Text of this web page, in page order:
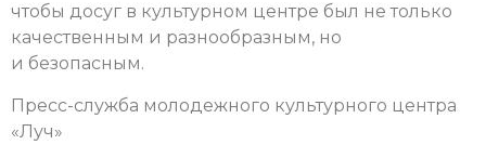
чтобы досуг в культурном центре был не только
качественным и разнообразным, но
и безопасным.
Пресс-служба молодежного культурного центра
«Луч»